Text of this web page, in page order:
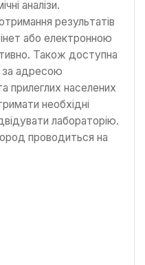
аналізи.
результатів
або електронною
Також доступна
за адресою
прилеглих населених
необхідні
лабораторію.
проводиться на